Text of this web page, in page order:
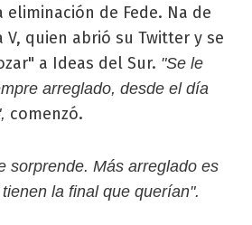
de Fede. Na de
quien abrió su Twitter y se
a Ideas del Sur. "Se le
arreglado, desde el día
comenzó.
sorprende. Más arreglado es
la final que querían".